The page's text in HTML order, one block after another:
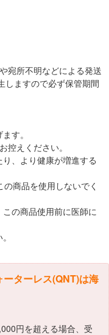
宛所不明などによる発送
しますので必ず保管期間
す。
控えください。
、より健康が増進する
商品を使用しないでく
の商品使用前に医師に
ターレス(QNT)は海
円を超える場合、受